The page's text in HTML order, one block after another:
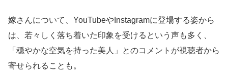
嫁さんについて、YouTubeやInstagramに登場する姿から
は、若々しく落ち着いた印象を受けるという声も多く、
「穏やかな空気を持った美人」とのコメントが視聴者から
寄せられることも。